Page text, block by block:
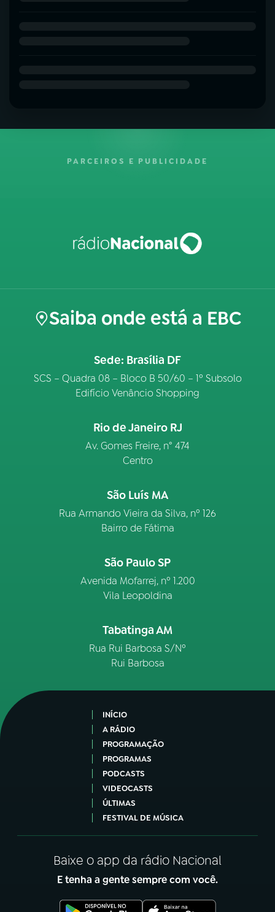
PARCEIROS E PUBLICIDADE
Saiba onde está a EBC
Sede: Brasília DF
SCS – Quadra 08 – Bloco B 50/60 – 1º Subsolo
Edifício Venâncio Shopping
Rio de Janeiro RJ
Av. Gomes Freire, n° 474
Centro
São Luís MA
Rua Armando Vieira da Silva, nº 126
Bairro de Fátima
São Paulo SP
Avenida Mofarrej, nº 1.200
Vila Leopoldina
Tabatinga AM
Rua Rui Barbosa S/Nº
Rui Barbosa
INÍCIO
A RÁDIO
PROGRAMAÇÃO
PROGRAMAS
PODCASTS
VIDEOCASTS
ÚLTIMAS
FESTIVAL DE MÚSICA
Baixe o app da rádio Nacional
E tenha a gente sempre com você.